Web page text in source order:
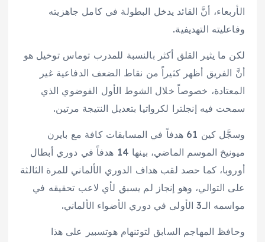
الأربعاء، أنَّ القائد يدخل البطولة في كامل جاهزيته
وفاعليته التهديفية.
لكن ما يثير القلق أكثر بالنسبة للمدرب توماس توخيل هو
أنَّ الفريق أظهر كثيراً من نقاط الضعف الدفاعية غير
المعتادة، خصوصاً خلال الشوط الأول الفوضوي الذي
سمحت فيه إنجلترا لكرواتيا بتعديل النتيجة مرتين.
وسجَّل كين 61 هدفاً في المسابقات كافة مع بايرن
ميونيخ الموسم الماضي، بينها 14 هدفاً في دوري أبطال
أوروبا، كما حصد لقب هداف الدوري الألماني للمرة الثالثة
على التوالي، وهو إنجاز لم يسبق لأي لاعب تحقيقه في
مواسمه الـ3 الأولى في دوري الأضواء الألماني.
وحافظ المهاجم السابق لتوتنهام هوتسبير على هذا